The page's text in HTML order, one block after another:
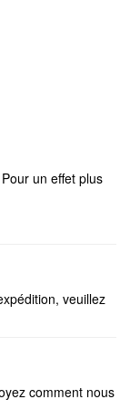
un effet plus
veuillez
comment nous